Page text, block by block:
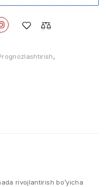
,
rivojlantirish bo’yicha